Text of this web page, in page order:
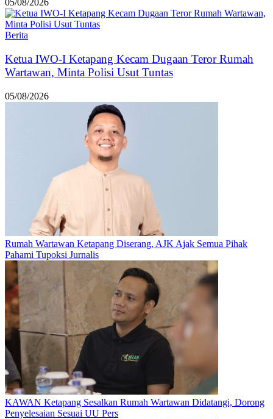
05/08/2026
Berita
Ketua IWO-I Ketapang Kecam Dugaan Teror Rumah
Wartawan, Minta Polisi Usut Tuntas
05/08/2026
Rumah Wartawan Ketapang Diserang, AJK Ajak Semua Pihak
Pahami Tupoksi Jurnalis
KAWAN Ketapang Sesalkan Rumah Wartawan Didatangi, Dorong
Penyelesaian Sesuai UU Pers